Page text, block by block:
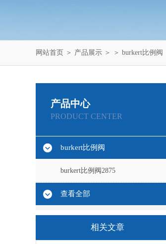
网站首页 ＞ 产品展示 ＞ ＞ burkert比例阀
产品中心
PRODUCT CENTER
burkert比例阀
burkert比例阀2875
查看全部
相关文章